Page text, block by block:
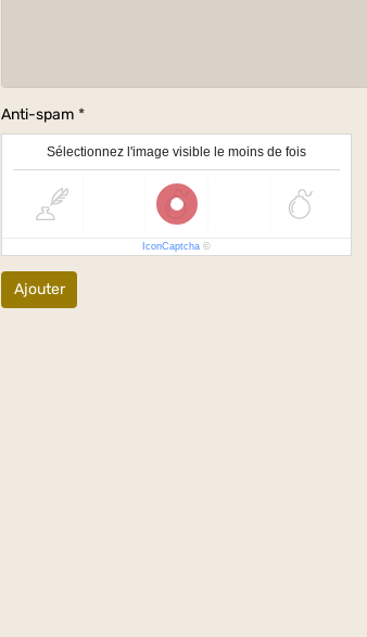
Anti-spam
Sélectionnez l'image visible le moins de fois
IconCaptcha ©
Ajouter